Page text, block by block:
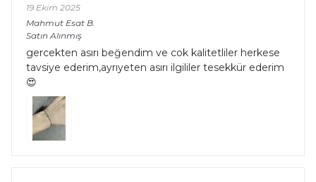
19 Ekim 2025
Mahmut Esat B.
Satın Alınmış
gercekten asırı beğendim ve cok kalitetliler herkese
tavsiye ederim,ayrıyeten asırı ilgililer tesekkür ederim
😍